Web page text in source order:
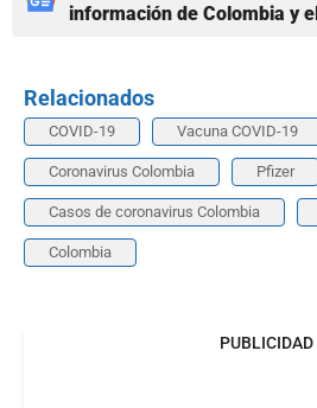
información de Colombia y
Relacionados
COVID-19 Vacuna COVID-19
Coronavirus Colombia Pfizer
Casos de coronavirus Colombia
Colombia
PUBLICIDAD